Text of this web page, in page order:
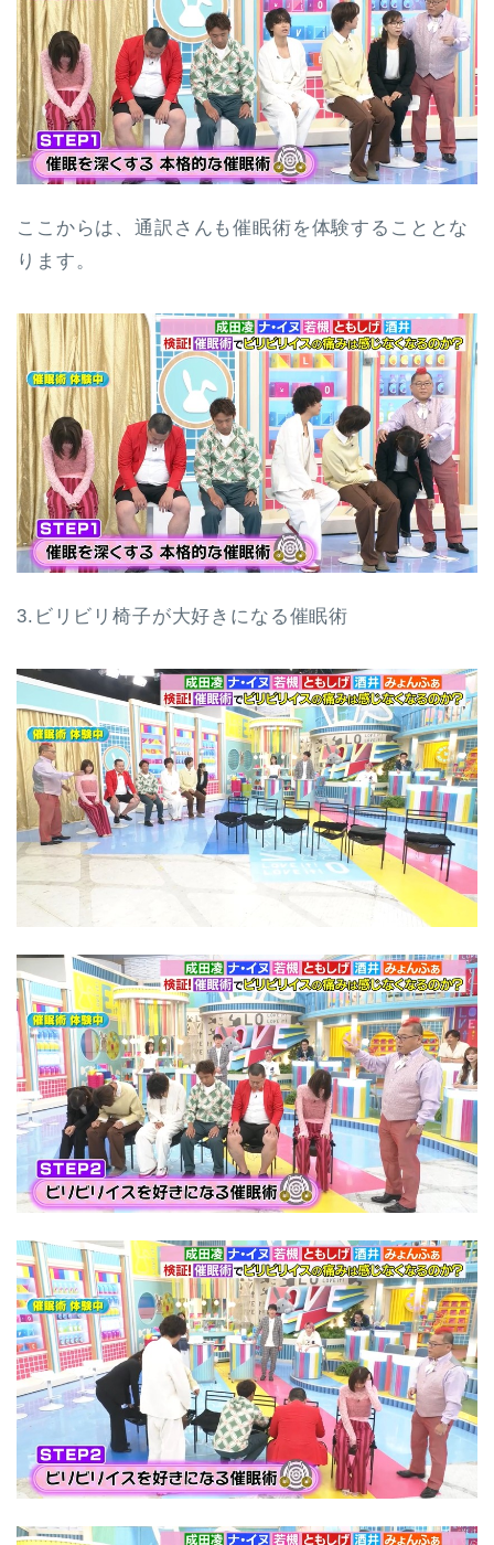
ここからは、通訳さんも催眠術を体験することとな
ります。
3.ビリビリ椅子が大好きになる催眠術